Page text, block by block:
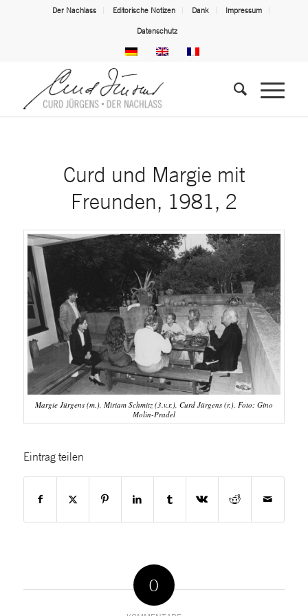
Der Nachlass Editorische Notizen Dank Impressum
Datenschutz
Curd und Margie mit
Freunden, 1981, 2
Margie Jürgens (m.), Miriam Schmitz (3.v.r.), Curd Jürgens (r.). Foto: Gino
Molin-Pradel
Eintrag teilen
0